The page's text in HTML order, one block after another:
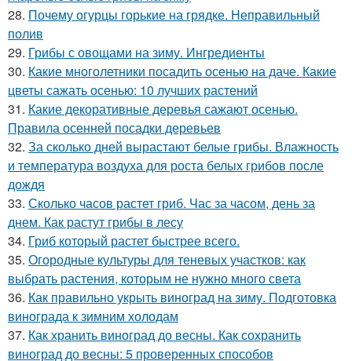
28. Почему огурцы горькие на грядке. Неправильный
полив
29. Грибы с овощами на зиму. Ингредиенты
30. Какие многолетники посадить осенью на даче. Какие
цветы сажать осенью: 10 лучших растений
31. Какие декоративные деревья сажают осенью.
Правила осенней посадки деревьев
32. За сколько дней вырастают белые грибы. Влажность
и температура воздуха для роста белых грибов после
дождя
33. Сколько часов растет гриб. Час за часом, день за
днем. Как растут грибы в лесу
34. Гриб который растет быстрее всего.
35. Огородные культуры для теневых участков: как
выбрать растения, которым не нужно много света
36. Как правильно укрыть виноград на зиму. Подготовка
винограда к зимним холодам
37. Как хранить виноград до весны. Как сохранить
виноград до весны: 5 проверенных способов